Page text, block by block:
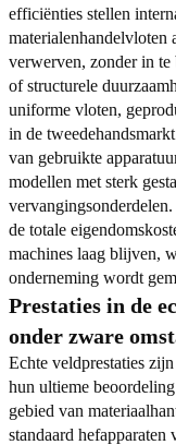
efficiënties stellen
materialenhandelvloten
verwerven, zonder in te
of structurele
uniforme vloten,
in de
van gebruikte
modellen met sterk
de totale
machines laag blijven,
onderneming wordt
Prestaties in de
onder zware
Echte veldprestaties
hun ultieme
gebied van
standaard